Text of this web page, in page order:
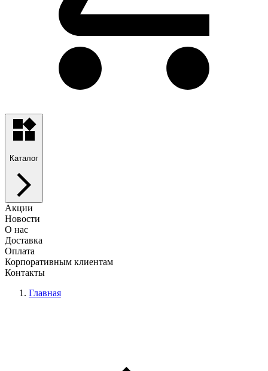
Каталог
Акции
Новости
О нас
Доставка
Оплата
Корпоративным клиентам
Контакты
Главная